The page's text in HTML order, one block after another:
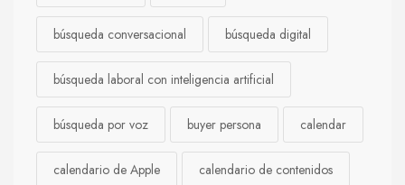
búsqueda conversacional búsqueda digital
búsqueda laboral con inteligencia artificial
búsqueda por voz buyer persona calendar
calendario de Apple calendario de contenidos